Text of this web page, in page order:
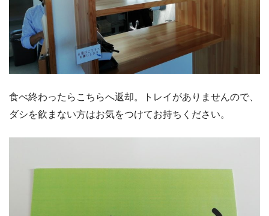
食べ終わったらこちらへ返却。トレイがありませんので、
ダシを飲まない方はお気をつけてお持ちください。